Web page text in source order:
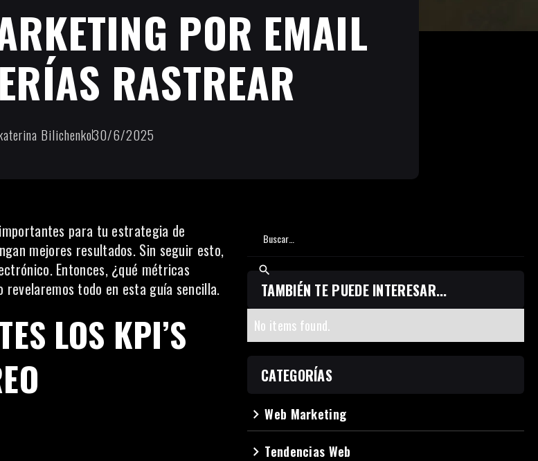
POR EMAIL
RASTREAR
Bilichenko30/6/2025
para tu estrategia de
mejores resultados. Sin seguir esto,
Entonces, ¿qué métricas
revelaremos todo en esta guía sencilla.
LOS KPI’S
TAMBIÉN TE PUEDE INTERESAR...
No items found.
CATEGORÍAS
navigate_nextWeb Marketing
navigate_next Tendencias Web